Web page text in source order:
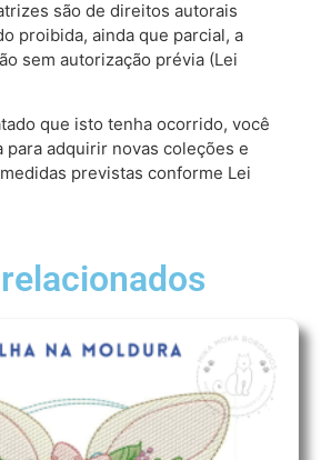
são de direitos autorais
proibida, ainda que parcial, a
sem autorização prévia (Lei
que isto tenha ocorrido, você
para adquirir novas coleções e
previstas conforme Lei